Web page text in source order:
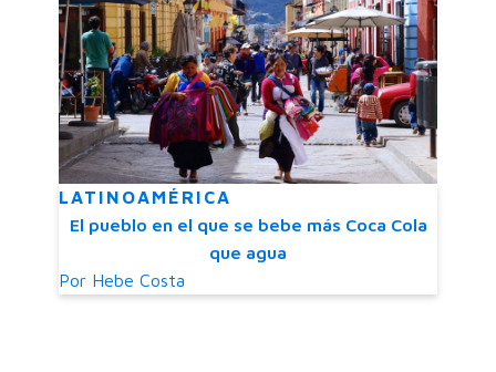
LATINOAMÉRICA
El pueblo en el que se bebe más Coca Cola
que agua
Por Hebe Costa